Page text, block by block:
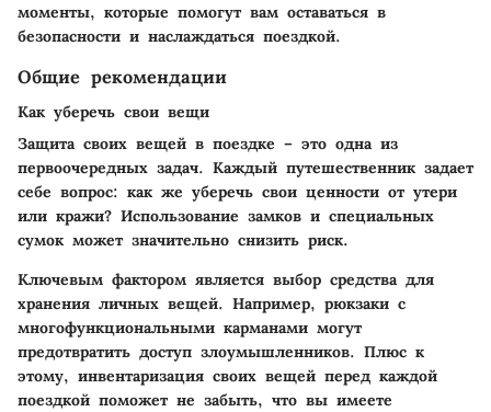
моменты, которые помогут вам оставаться в
безопасности и наслаждаться поездкой.
Общие рекомендации
Как уберечь свои вещи
Защита своих вещей в поездке – это одна из
первоочередных задач. Каждый путешественник задает
себе вопрос: как же уберечь свои ценности от утери
или кражи? Использование замков и специальных
сумок может значительно снизить риск.
Ключевым фактором является выбор средства для
хранения личных вещей. Например, рюкзаки с
многофункциональными карманами могут
предотвратить доступ злоумышленников. Плюс к
этому, инвентаризация своих вещей перед каждой
поездкой поможет не забыть, что вы имеете